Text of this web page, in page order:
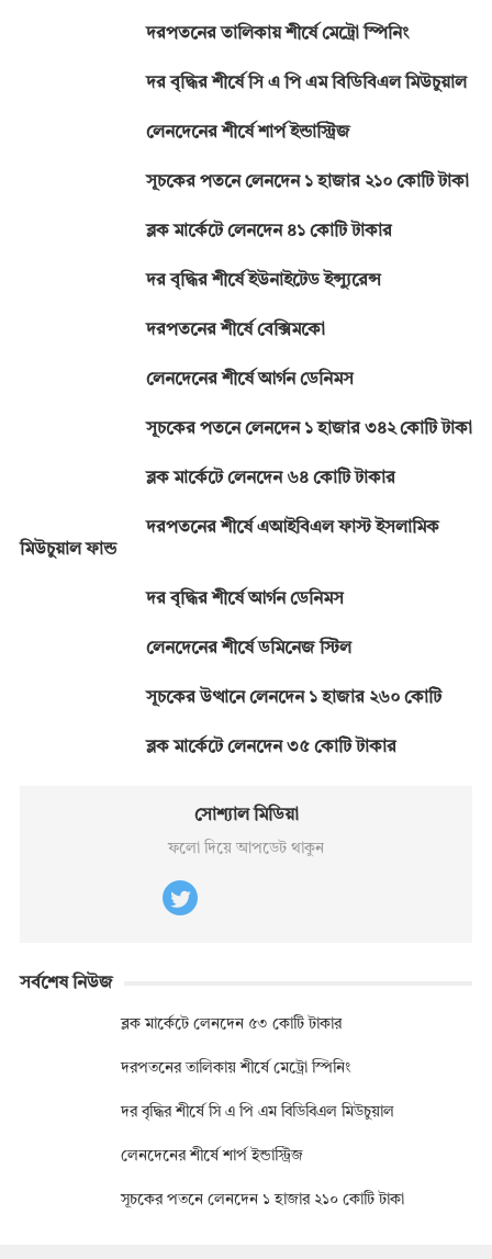
দরপতনের তালিকায় শীর্ষে মেট্রো স্পিনিং
দর বৃদ্ধির শীর্ষে সি এ পি এম বিডিবিএল মিউচুয়াল
লেনদেনের শীর্ষে শার্প ইন্ডাস্ট্রিজ
সূচকের পতনে লেনদেন ১ হাজার ২১০ কোটি টাকা
ব্লক মার্কেটে লেনদেন ৪১ কোটি টাকার
দর বৃদ্ধির শীর্ষে ইউনাইটেড ইন্স্যুরেন্স
দরপতনের শীর্ষে বেক্সিমকো
লেনদেনের শীর্ষে আর্গন ডেনিমস
সূচকের পতনে লেনদেন ১ হাজার ৩৪২ কোটি টাকা
ব্লক মার্কেটে লেনদেন ৬৪ কোটি টাকার
দরপতনের শীর্ষে এআইবিএল ফাস্ট ইসলামিক
মিউচুয়াল ফান্ড
দর বৃদ্ধির শীর্ষে আর্গন ডেনিমস
লেনদেনের শীর্ষে ডমিনেজ স্টিল
সূচকের উত্থানে লেনদেন ১ হাজার ২৬০ কোটি
ব্লক মার্কেটে লেনদেন ৩৫ কোটি টাকার
সোশ্যাল মিডিয়া
ফলো দিয়ে আপডেট থাকুন
সর্বশেষ নিউজ
ব্লক মার্কেটে লেনদেন ৫৩ কোটি টাকার
দরপতনের তালিকায় শীর্ষে মেট্রো স্পিনিং
দর বৃদ্ধির শীর্ষে সি এ পি এম বিডিবিএল মিউচুয়াল
লেনদেনের শীর্ষে শার্প ইন্ডাস্ট্রিজ
সূচকের পতনে লেনদেন ১ হাজার ২১০ কোটি টাকা